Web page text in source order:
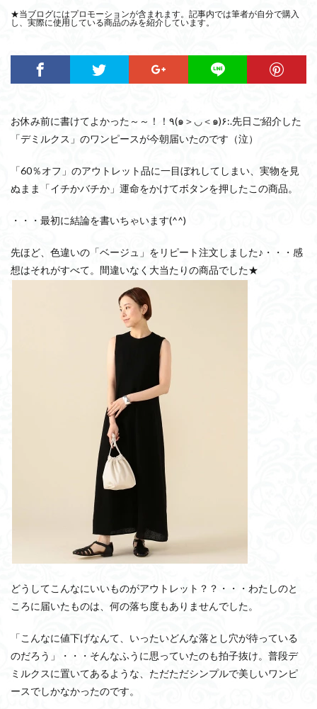
★当ブログにはプロモーションが含まれます。記事内では筆者が自分で購入
し、実際に使用している商品のみを紹介しています。
お休み前に書けてよかった～～！！٩(๑＞◡＜๑)۶:.先日ご紹介した
「デミルクス」のワンピースが今朝届いたのです（泣）
「60％オフ」のアウトレット品に一目ぼれしてしまい、実物を見
ぬまま「イチかバチか」運命をかけてボタンを押したこの商品。
・・・最初に結論を書いちゃいます(^^)
先ほど、色違いの「ベージュ」をリピート注文しました♪・・・感
想はそれがすべて。間違いなく大当たりの商品でした★
どうしてこんなにいいものがアウトレット？？・・・わたしのと
ころに届いたものは、何の落ち度もありませんでした。
「こんなに値下げなんて、いったいどんな落とし穴が待っている
のだろう」・・・そんなふうに思っていたのも拍子抜け。普段デ
ミルクスに置いてあるような、ただただシンプルで美しいワンピ
ースでしかなかったのです。